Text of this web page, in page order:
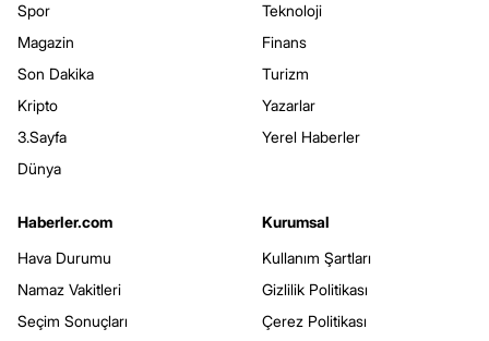
Spor
Magazin
Son Dakika
Kripto
3.Sayfa
Dünya
Teknoloji
Finans
Turizm
Yazarlar
Yerel Haberler
Haberler.com
Hava Durumu
Namaz Vakitleri
Seçim Sonuçları
Kurumsal
Kullanım Şartları
Gizlilik Politikası
Çerez Politikası